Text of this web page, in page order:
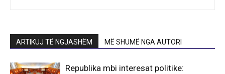
ARTIKUJ TË NGJASHËM MË SHUMË NGA AUTORI
Republika mbi interesat politike: